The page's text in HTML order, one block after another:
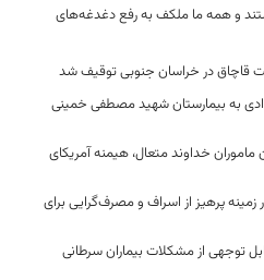
و همه ما ملکف به رفع دغدغه‌های
توسط 18 تیم امدادی به بیمارستان شهید مصطفی خمینی
خداوند متعال، هیمنه آمریکای
پرهیز از اسراف و مصرف‌گرایی برای
توجهی از مشکلات بیماران سرطانی